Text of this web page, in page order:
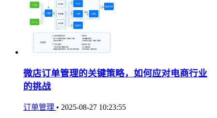
微店订单管理的关键策略，如何应对电商行业
的挑战
订单管理 • 2025-08-27 10:23:55